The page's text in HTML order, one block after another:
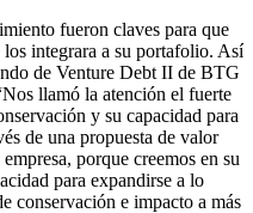
fueron claves para que
integrara a su portafolio. Así
de Venture Debt II de BTG
llamó la atención el fuerte
y su capacidad para
de una propuesta de valor
porque creemos en su
para expandirse a lo
conservación e impacto a más